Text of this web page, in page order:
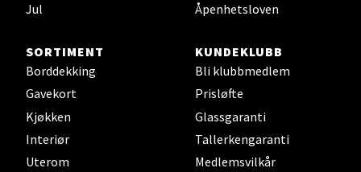
Jul
Åpenhetsloven
SORTIMENT
Borddekking
Gavekort
Kjøkken
Interiør
Uterom
KUNDEKLUBB
Bli klubbmedlem
Prisløfte
Glassgaranti
Tallerkengaranti
Medlemsvilkår
Steinkjer - Thon Senter Steinkjer
Sjøfartsgata 2, 7714 Steinkjer
Åpent i dag 10-18
0 i butikk